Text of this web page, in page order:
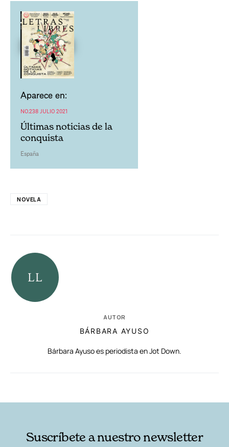
Aparece en:
NO.238 JULIO 2021
Últimas noticias de la
conquista
España
NOVELA
AUTOR
BÁRBARA AYUSO
Bárbara Ayuso es periodista en Jot Down.
Suscríbete a nuestro newsletter